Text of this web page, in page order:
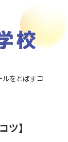
をとばすコ
ツ】